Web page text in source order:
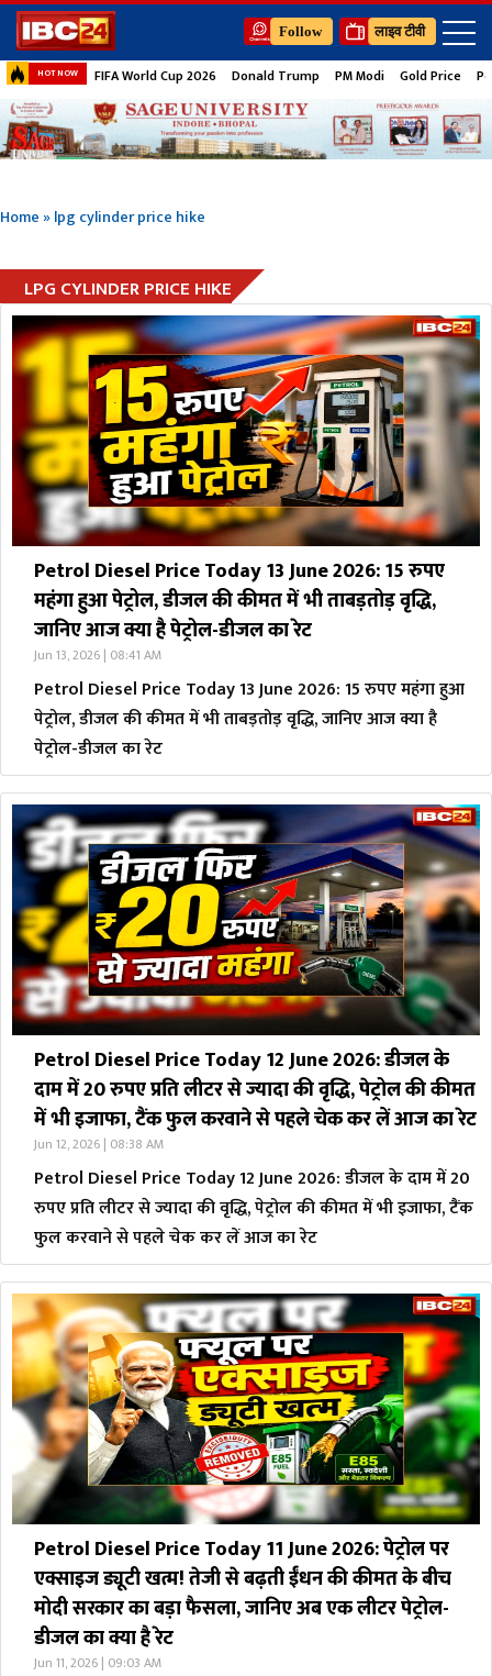
Follow लाइव टीवी
HOT NOW FIFA World Cup 2026 Donald Trump PM Modi Gold Price
Home»lpg cylinder price hike
LPG CYLINDER PRICE HIKE
Petrol Diesel Price Today 13 June 2026: 15 रुपए
महंगा हुआ पेट्रोल, डीजल की कीमत में भी ताबड़तोड़ वृद्धि,
जानिए आज क्या है पेट्रोल-डीजल का रेट
Jun 13, 2026 | 08:41 AM
Petrol Diesel Price Today 13 June 2026: 15 रुपए महंगा हुआ
पेट्रोल, डीजल की कीमत में भी ताबड़तोड़ वृद्धि, जानिए आज क्या है
पेट्रोल-डीजल का रेट
Petrol Diesel Price Today 12 June 2026: डीजल के
दाम में 20 रुपए प्रति लीटर से ज्यादा की वृद्धि, पेट्रोल की कीमत
में भी इजाफा, टैंक फुल करवाने से पहले चेक कर लें आज का रेट
Jun 12, 2026 | 08:38 AM
Petrol Diesel Price Today 12 June 2026: डीजल के दाम में 20
रुपए प्रति लीटर से ज्यादा की वृद्धि, पेट्रोल की कीमत में भी इजाफा, टैंक
फुल करवाने से पहले चेक कर लें आज का रेट
Petrol Diesel Price Today 11 June 2026: पेट्रोल पर
एक्साइज ड्यूटी खत्म! तेजी से बढ़ती ईंधन की कीमत के बीच
मोदी सरकार का बड़ा फैसला, जानिए अब एक लीटर पेट्रोल-
डीजल का क्या है रेट
Jun 11, 2026 | 09:03 AM